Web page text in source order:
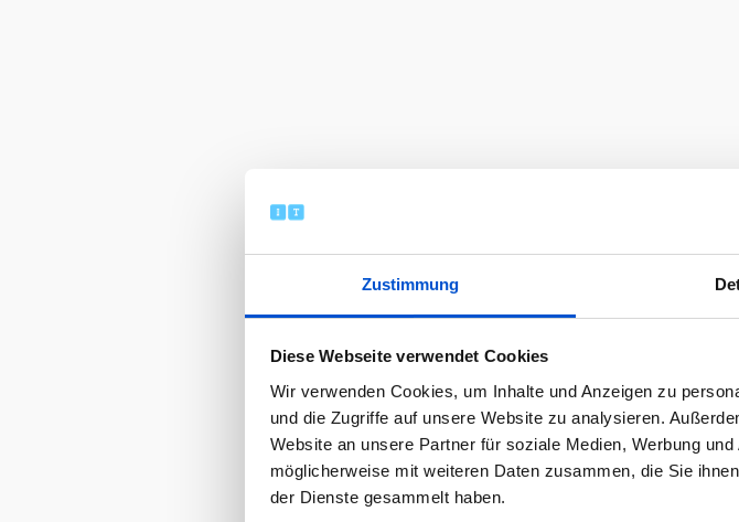
Zustimmung
Diese Webseite verwendet Cookies
Wir verwenden Cookies, um Inhalte und Anzeigen zu
und die Zugriffe auf unsere Website zu analysieren.
Website an unsere Partner für soziale Medien, Werbung
möglicherweise mit weiteren Daten zusammen, die Sie
der Dienste gesammelt haben.